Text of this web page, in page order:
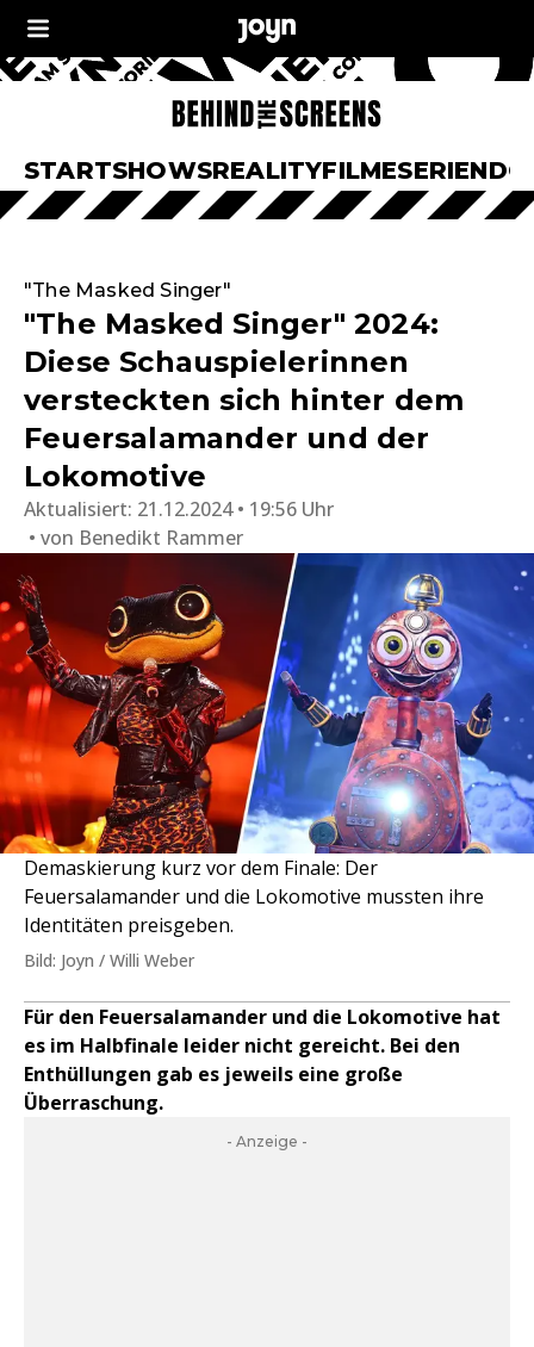
STARTSHOWSREALITYFILMESERIEN
"The Masked Singer"
"The Masked Singer" 2024:
Diese Schauspielerinnen
versteckten sich hinter dem
Feuersalamander und der
Lokomotive
Aktualisiert: 21.12.2024 • 19:56 Uhr
von Benedikt Rammer
Demaskierung kurz vor dem Finale: Der
Feuersalamander und die Lokomotive mussten ihre
Identitäten preisgeben.
Bild: Joyn / Willi Weber
Für den Feuersalamander und die Lokomotive hat
es im Halbfinale leider nicht gereicht. Bei den
Enthüllungen gab es jeweils eine große
Überraschung.
- Anzeige -